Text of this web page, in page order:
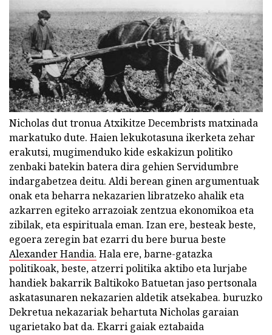
Nicholas dut tronua Atxikitze Decembrists matxinada
markatuko dute. Haien lekukotasuna ikerketa zehar
erakutsi, mugimenduko kide eskakizun politiko
zenbaki batekin batera dira gehien Servidumbre
indargabetzea deitu. Aldi berean ginen argumentuak
onak eta beharra nekazarien libratzeko ahalik eta
azkarren egiteko arrazoiak zentzua ekonomikoa eta
zibilak, eta espirituala eman. Izan ere, besteak beste,
egoera zeregin bat ezarri du bere burua beste
Alexander Handia. Hala ere, barne-gatazka
politikoak, beste, atzerri politika aktibo eta lurjabe
handiek bakarrik Baltikoko Batuetan jaso pertsonala
askatasunaren nekazarien aldetik atsekabea. buruzko
Dekretua nekazariak behartuta Nicholas garaian
ugarietako bat da. Ekarri gaiak eztabaida